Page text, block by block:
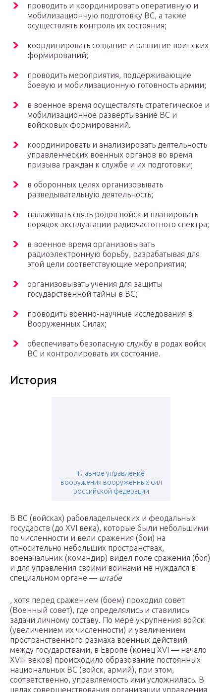
проводить и координировать оперативную и
мобилизационную подготовку ВС, а также
осуществлять контроль их состояния;
координировать создание и развитие воинских
формирований;
проводить мероприятия, поддерживающие
боевую и мобилизационную готовность армии;
в военное время осуществлять стратегическое и
мобилизационное развертывание ВС и
войсковых формирований.
координировать и анализировать деятельность
управленческих военных органов во время
призыва граждан к службе и их подготовки;
в оборонных целях организовывать
разведывательную деятельность;
налаживать связь родов войск и планировать
порядок эксплуатации радиочастотного спектра;
в военное время организовывать
радиоэлектронную борьбу, разрабатывая для
этой цели соответствующие мероприятия;
организовывать учения для защиты
государственной тайны в ВС;
проводить военно-научные исследования в
Вооруженных Силах;
обеспечивать безопасную службу в родах войск
ВС и контролировать их состояние.
История
Главное управление
вооружения вооруженных сил
российской федерации
В ВС (войсках) рабовладельческих и феодальных
государств (до XVI века), которые были небольшими
по численности и вели сражения (бои) на
относительно небольших пространствах,
военачальник (командир) видел поле сражения (боя)
и для управления своими воинами не нуждался в
специальном органе — штабе
, хотя перед сражением (боем) проходил совет
(Военный совет), где определялись и ставились
задачи личному составу. По мере укрупнения войск
(увеличением их численности) и увеличением
пространственного размаха военных действий
между государствами, в Европе (конец XVI — начало
XVIII веков) происходило образование постоянных
национальных ВС (войск, армий), при этом,
соответственно, управляемость ими усложнилась. В
целях совершенствования организации управления